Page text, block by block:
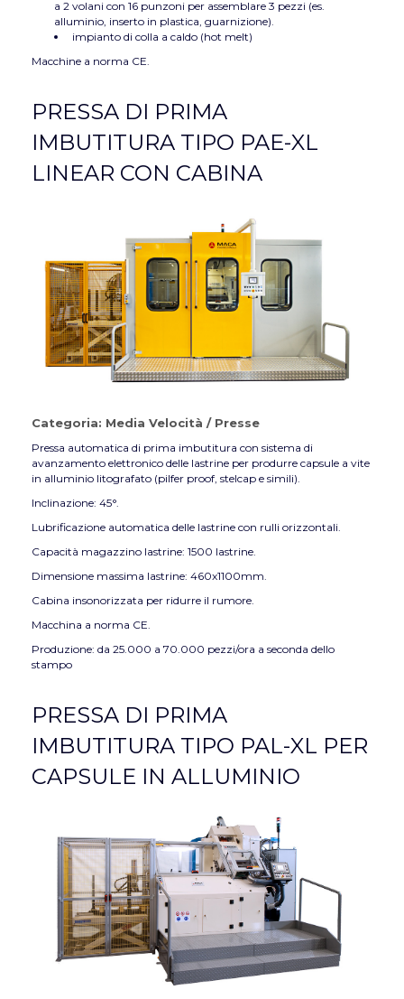
a 2 volani con 16 punzoni per assemblare 3 pezzi (es.
alluminio, inserto in plastica, guarnizione).
impianto di colla a caldo (hot melt)
Macchine a norma CE.
PRESSA DI PRIMA
IMBUTITURA TIPO PAE-XL
LINEAR CON CABINA
Categoria: Media Velocità / Presse
Pressa automatica di prima imbutitura con sistema di
avanzamento elettronico delle lastrine per produrre capsule a vite
in alluminio litografato (pilfer proof, stelcap e simili).
Inclinazione: 45°.
Lubrificazione automatica delle lastrine con rulli orizzontali.
Capacità magazzino lastrine: 1500 lastrine.
Dimensione massima lastrine: 460x1100mm.
Cabina insonorizzata per ridurre il rumore.
Macchina a norma CE.
Produzione: da 25.000 a 70.000 pezzi/ora a seconda dello
stampo
PRESSA DI PRIMA
IMBUTITURA TIPO PAL-XL PER
CAPSULE IN ALLUMINIO